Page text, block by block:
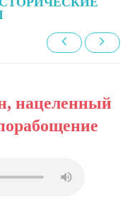
нацеленный